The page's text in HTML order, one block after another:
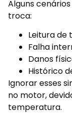
Alguns
troca:
Leitura de
Falha
Danos
Histórico
Ignorar esses
no motor,
temperatura.